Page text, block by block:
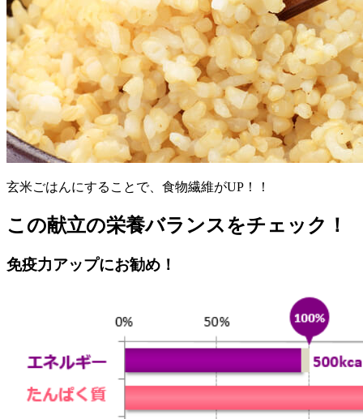
玄米ごはんにすることで、食物繊維がUP！！
この献立の栄養バランスをチェック！
免疫力アップにお勧め！